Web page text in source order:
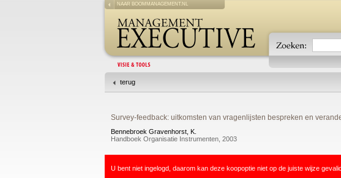
NAAR BOOMMANAGEMENT.NL
terug
Survey-feedback: uitkomsten van vragenlijsten bespreken en
Bennebroek Gravenhorst, K.
Handboek Organisatie Instrumenten, 2003
U bent niet ingelogd, daarom kan deze koopoptie niet op de juiste wijze